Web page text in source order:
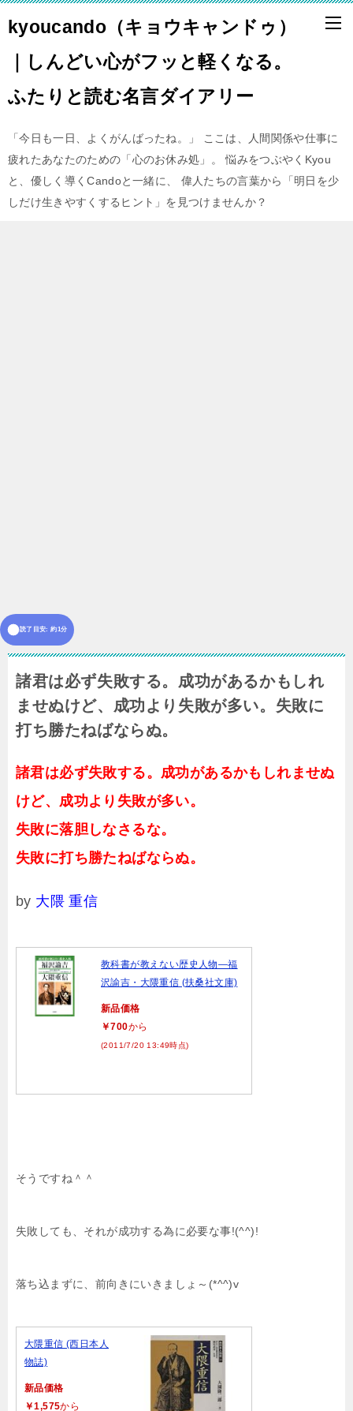
kyoucando（キョウキャンドゥ）
｜しんどい心がフッと軽くなる。
ふたりと読む名言ダイアリー
「今日も一日、よくがんばったね。」 ここは、人間関係や仕事に
疲れたあなたのための「心のお休み処」。 悩みをつぶやくKyou
と、優しく導くCandoと一緒に、 偉人たちの言葉から「明日を少
しだけ生きやすくするヒント」を見つけませんか？
読了目安: 約1分
諸君は必ず失敗する。成功があるかもしれ
ませぬけど、成功より失敗が多い。失敗に
打ち勝たねばならぬ。
諸君は必ず失敗する。成功があるかもしれませぬ
けど、成功より失敗が多い。
失敗に落胆しなさるな。
失敗に打ち勝たねばならぬ。
by 大隈 重信
教科書が教えない歴史人物―福
沢諭吉・大隈重信 (扶桑社文庫)
新品価格
￥700から
(2011/7/20 13:49時点)
そうですね＾＾
失敗しても、それが成功する為に必要な事!(^^)!
落ち込まずに、前向きにいきましょ～(*^^)v
大隈重信 (西日本人
物誌)
新品価格
￥1,575から